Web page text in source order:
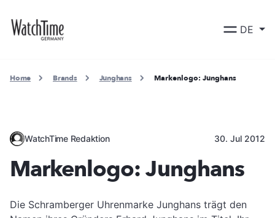
DE
Home Brands Junghans Markenlogo: Junghans
WatchTime Redaktion 30. Jul 2012
Markenlogo: Junghans
Die Schramberger Uhrenmarke Junghans trägt den